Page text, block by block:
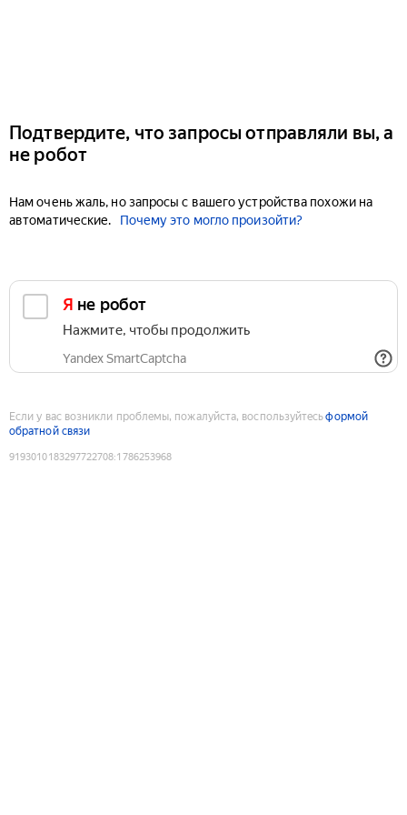
Подтвердите, что запросы отправляли вы, а
не робот
Нам очень жаль, но запросы с вашего устройства похожи на
автоматические.
Почему это могло произойти?
Я не робот
Нажмите, чтобы продолжить
Yandex SmartCaptcha
Если у вас возникли проблемы, пожалуйста, воспользуйтесьформой
обратной связи
9193010183297722708:1786253968